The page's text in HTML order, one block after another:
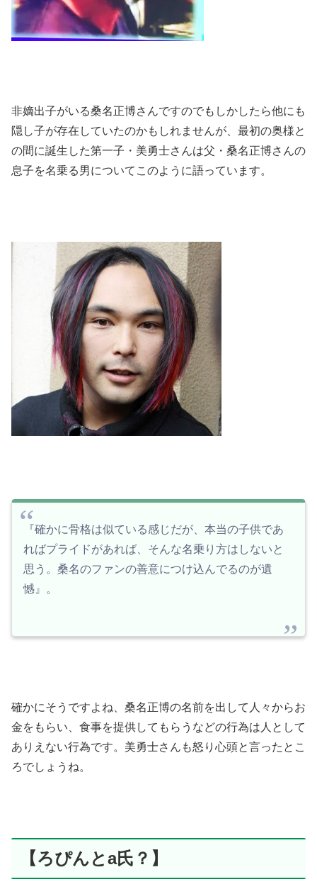
非嫡出子がいる桑名正博さんですのでもしかしたら他にも
隠し子が存在していたのかもしれませんが、最初の奥様と
の間に誕生した第一子・美勇士さんは父・桑名正博さんの
息子を名乗る男についてこのように語っています。
『確かに骨格は似ている感じだが、本当の子供であ
ればプライドがあれば、そんな名乗り方はしないと
思う。桑名のファンの善意につけ込んでるのが遺
憾』。
確かにそうですよね、桑名正博の名前を出して人々からお
金をもらい、食事を提供してもらうなどの行為は人として
ありえない行為です。美勇士さんも怒り心頭と言ったとこ
ろでしょうね。
【ろぴんとa氏？】